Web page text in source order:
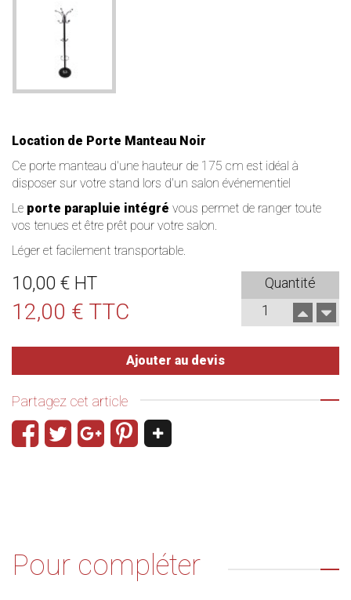
Location de Porte Manteau Noir
Ce porte manteau d'une hauteur de 175 cm est idéal à
disposer sur votre stand lors d'un salon événementiel
Le porte parapluie intégré vous permet de ranger toute
vos tenues et être prêt pour votre salon.
Léger et facilement transportable.
10,00 € HT
12,00 € TTC
Quantité
Ajouter au devis
Partagez cet article
Pour compléter